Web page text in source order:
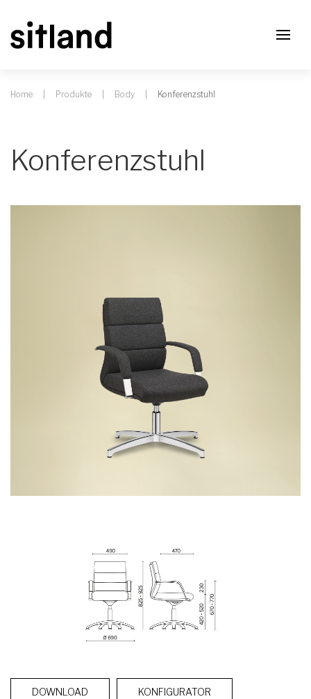
Home Produkte Body Konferenzstuhl
Konferenzstuhl
DOWNLOAD KONFIGURATOR